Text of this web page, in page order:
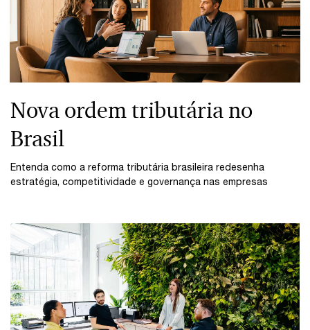
Nova ordem tributária no
Brasil
Entenda como a reforma tributária brasileira redesenha
estratégia, competitividade e governança nas empresas